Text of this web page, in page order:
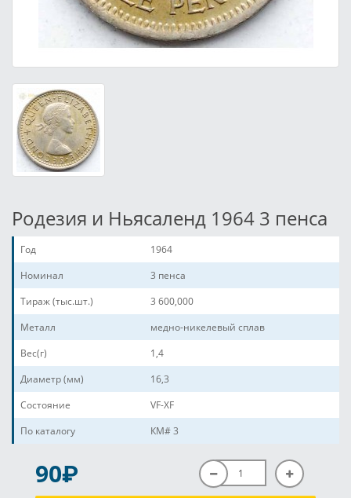
Родезия и Ньясаленд 1964 3 пенса
Год
1964
Номинал
3 пенса
Тираж (тыс.шт.)
3 600,000
Металл
медно-никелевый сплав
Вес(г)
1,4
Диаметр (мм)
16,3
Состояние
VF-XF
По каталогу
КМ# 3
90P